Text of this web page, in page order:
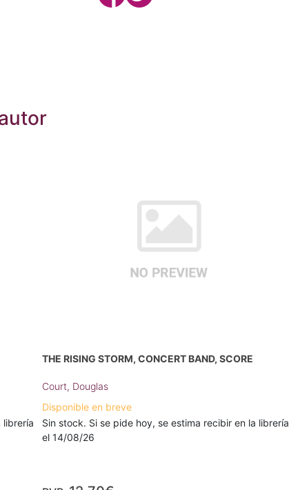
librería
THE RISING STORM, CONCERT BAND, SCORE
Court, Douglas
Disponible en breve
Sin stock. Si se pide hoy, se estima recibir en la librería
el 14/08/26